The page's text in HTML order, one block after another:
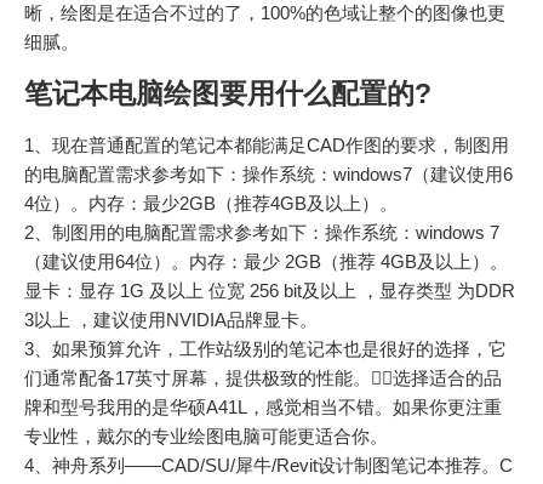
晰，绘图是在适合不过的了，100%的色域让整个的图像也更
细腻。
笔记本电脑绘图要用什么配置的?
1、现在普通配置的笔记本都能满足CAD作图的要求，制图用
的电脑配置需求参考如下：操作系统：windows7（建议使用6
4位）。内存：最少2GB（推荐4GB及以上）。
2、制图用的电脑配置需求参考如下：操作系统：windows 7
（建议使用64位）。内存：最少 2GB（推荐 4GB及以上）。
显卡：显存 1G 及以上 位宽 256 bit及以上 ，显存类型 为DDR
3以上 ，建议使用NVIDIA品牌显卡。
3、如果预算允许，工作站级别的笔记本也是很好的选择，它
们通常配备17英寸屏幕，提供极致的性能。；选择适合的品
牌和型号我用的是华硕A41L，感觉相当不错。如果你更注重
专业性，戴尔的专业绘图电脑可能更适合你。
4、神舟系列——CAD/SU/犀牛/Revit设计制图笔记本推荐。C